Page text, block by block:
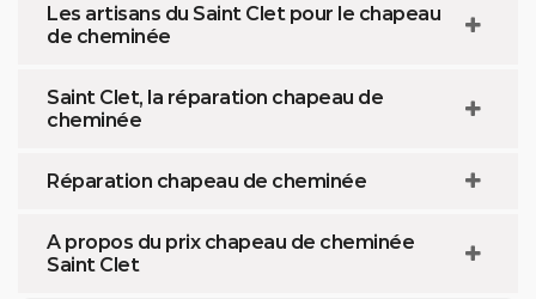
Les artisans du Saint Clet pour le chapeau
de cheminée
Saint Clet, la réparation chapeau de
cheminée
Réparation chapeau de cheminée
A propos du prix chapeau de cheminée
Saint Clet